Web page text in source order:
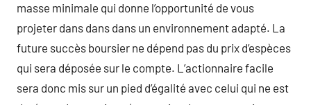
masse minimale qui donne l’opportunité de vous
projeter dans dans dans un environnement adapté. La
future succès boursier ne dépend pas du prix d’espèces
qui sera déposée sur le compte. L’actionnaire facile
sera donc mis sur un pied d’égalité avec celui qui ne est